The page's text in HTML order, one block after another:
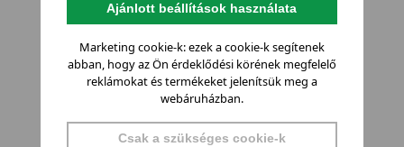
Ajánlott beállítások használata
Marketing cookie-k: ezek a cookie-k segítenek
abban, hogy az Ön érdeklődési körének megfelelő
reklámokat és termékeket jelenítsük meg a
webáruházban.
Csak a szükséges cookie-k